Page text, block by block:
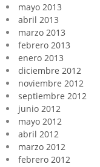
mayo 2013
abril 2013
marzo 2013
febrero 2013
enero 2013
diciembre 2012
noviembre 2012
septiembre 2012
junio 2012
mayo 2012
abril 2012
marzo 2012
febrero 2012